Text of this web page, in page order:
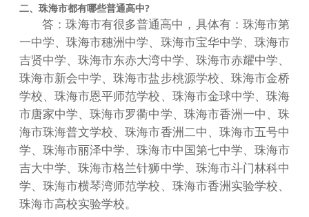
二、珠海市都有哪些普通高中?
答：珠海市有很多普通高中，具体有：珠海市第
一中学、珠海市穗洲中学、珠海市宝华中学、珠海市
吉贤中学、珠海市东赤大湾中学、珠海市赤耀中学、
珠海市新会中学、珠海市盐步桃源学校、珠海市金桥
学校、珠海市恩平师范学校、珠海市金球中学、珠海
市唐家中学、珠海市罗衢中学、珠海市香洲一中、珠
海市珠海普文学校、珠海市香洲二中、珠海市五号中
学、珠海市丽泽中学、珠海市中国第七中学、珠海市
吉大中学、珠海市格兰针狮中学、珠海市斗门林科中
学、珠海市横琴湾师范学校、珠海市香洲实验学校、
珠海市高校实验学校。